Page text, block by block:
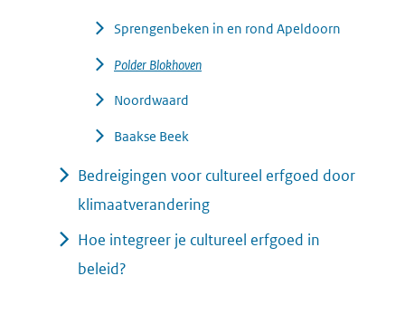
Sprengenbeken in en rond Apeldoorn
Polder Blokhoven
Noordwaard
Baakse Beek
Bedreigingen voor cultureel erfgoed door
klimaatverandering
Hoe integreer je cultureel erfgoed in
beleid?